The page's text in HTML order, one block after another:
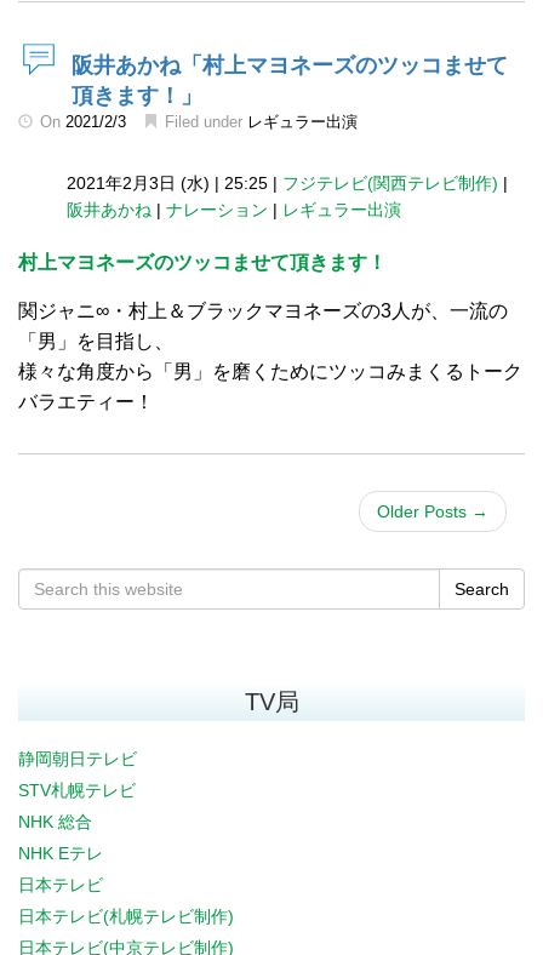
阪井あかね「村上マヨネーズのツッコませて
頂きます！」
On 2021/2/3 Filed under レギュラー出演
2021年2月3日 (水) | 25:25 | フジテレビ(関西テレビ制作) |
阪井あかね | ナレーション | レギュラー出演
村上マヨネーズのツッコませて頂きます！
関ジャニ∞・村上＆ブラックマヨネーズの3人が、一流の
「男」を目指し、
様々な角度から「男」を磨くためにツッコみまくるトーク
バラエティー！
Older Posts →
Search
TV局
静岡朝日テレビ
STV札幌テレビ
NHK 総合
NHK Eテレ
日本テレビ
日本テレビ(札幌テレビ制作)
日本テレビ(中京テレビ制作)